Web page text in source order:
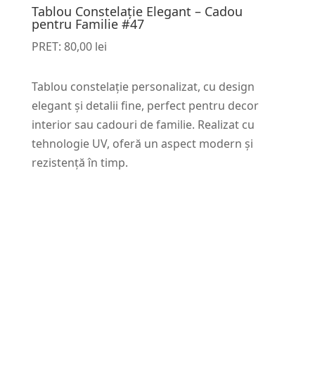
Tablou Constelație Elegant – Cadou
pentru Familie #47
PRET: 80,00 lei
Tablou constelație personalizat, cu design
elegant și detalii fine, perfect pentru decor
interior sau cadouri de familie. Realizat cu
tehnologie UV, oferă un aspect modern și
rezistență în timp.